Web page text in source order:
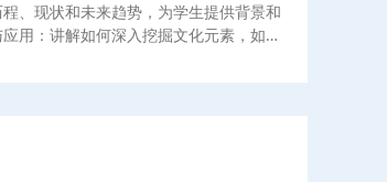
、现状和未来趋势，为学生提供背景和
用：讲解如何深入挖掘文化元素，如历
创产品设计：介绍非遗文创产品设计的